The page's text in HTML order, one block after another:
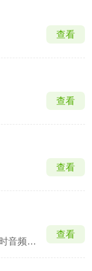
查看
查看
查看
audiolab-超级音效制作实时音频变声
查看